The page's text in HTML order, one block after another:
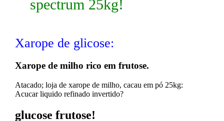
spectrum 25kg!
Xarope de glicose:
Xarope de milho rico em frutose.
Atacado; loja de xarope de milho, cacau em pó 25kg:
Acucar liquido refinado invertido?
glucose frutose!